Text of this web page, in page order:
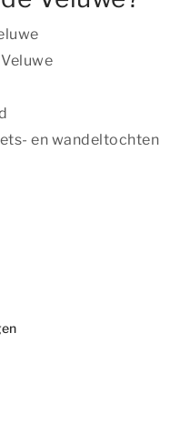
en wandeltochten